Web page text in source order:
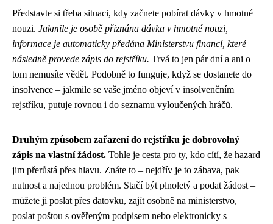
Představte si třeba situaci, kdy začnete pobírat dávky v hmotné
nouzi. Jakmile je osobě přiznána dávka v hmotné nouzi,
informace je automaticky předána Ministerstvu financí, které
následně provede zápis do rejstříku. Trvá to jen pár dní a ani o
tom nemusíte vědět. Podobně to funguje, když se dostanete do
insolvence – jakmile se vaše jméno objeví v insolvenčním
rejstříku, putuje rovnou i do seznamu vyloučených hráčů.
Druhým způsobem zařazení do rejstříku je dobrovolný
zápis na vlastní žádost. Tohle je cesta pro ty, kdo cítí, že hazard
jim přerůstá přes hlavu. Znáte to – nejdřív je to zábava, pak
nutnost a najednou problém. Stačí být plnoletý a podat žádost –
můžete ji poslat přes datovku, zajít osobně na ministerstvo,
poslat poštou s ověřeným podpisem nebo elektronicky s